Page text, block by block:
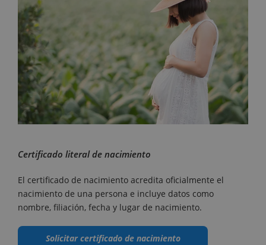
Certificado literal de nacimiento
El certificado de nacimiento acredita oficialmente el
nacimiento de una persona e incluye datos como
nombre, filiación, fecha y lugar de nacimiento.
Solicitar certificado de nacimiento